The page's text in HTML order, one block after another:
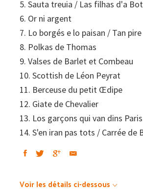
5. Sauta treuia / Las filhas d'a
6. Or ni argent
7. Lo borgés e lo paisan / Tan pire
8. Polkas de Thomas
9. Valses de Barlet et Combeau
10. Scottish de Léon Peyrat
11. Berceuse du petit Œdipe
12. Giate de Chevalier
13. Los garçons qui van dins Paris
14. S'en iran pas tots / Carrée de
Voir les détails ci-dessous